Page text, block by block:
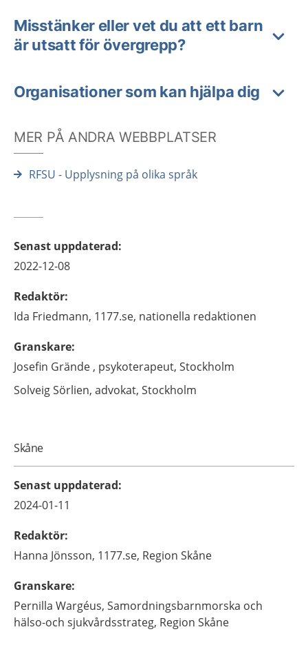
Misstänker eller vet du att ett barn
är utsatt för övergrepp?
Organisationer som kan hjälpa dig
MER PÅ ANDRA WEBBPLATSER
RFSU - Upplysning på olika språk
Senast uppdaterad:
2022-12-08
Redaktör:
Ida Friedmann, 1177.se, nationella redaktionen
Granskare:
Josefin Grände , psykoterapeut, Stockholm
SolveigSörlien, advokat, Stockholm
Skåne
Senast uppdaterad:
2024-01-11
Redaktör:
Hanna Jönsson, 1177.se, Region Skåne
Granskare:
Pernilla Wargéus, Samordningsbarnmorska och
hälso-och sjukvårdsstrateg, Region Skåne